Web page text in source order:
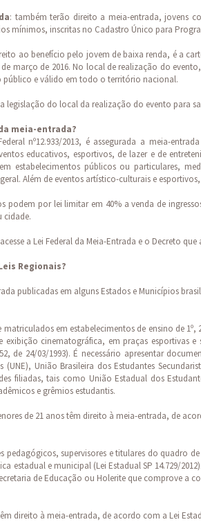
: também terão direito a meia-entrada, jovens
mínimos, inscritas no Cadastro Único para
ao benefício pelo jovem de baixa renda, é a
março de 2016. No local de realização do
e válido em todo o território nacional.
legislação do local da realização do evento para
meia-entrada?
nº12.933/2013, é assegurada a meia-
educativos, esportivos, de lazer e de
estabelecimentos públicos ou particulares,
Além de eventos artístico-culturais e esportivos,
podem por lei limitar em 40% a venda de
cidade.
a Lei Federal da Meia-Entrada e o Decreto que
Regionais?
publicadas em alguns Estados e Municípios
em estabelecimentos de ensino de
exibição cinematográfica, em praças esportivas
de 24/03/1993). É necessário apresentar
(UNE), União Brasileira dos Estudantes
filiadas, tais como União Estadual dos
e grêmios estudantis.
de 21 anos têm direito à meia-entrada, de
pedagógicos, supervisores e titulares do quadro
estadual e municipal (Lei Estadual SP 14.729/
de Educação ou Holerite que comprove a
direito à meia-entrada, de acordo com a Lei